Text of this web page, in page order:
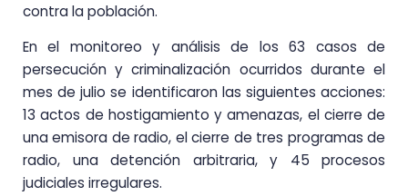
contra la población.
En el monitoreo y análisis de los 63 casos de
persecución y criminalización ocurridos durante el
mes de julio se identificaron las siguientes acciones:
13 actos de hostigamiento y amenazas, el cierre de
una emisora de radio, el cierre de tres programas de
radio, una detención arbitraria, y 45 procesos
judiciales irregulares.